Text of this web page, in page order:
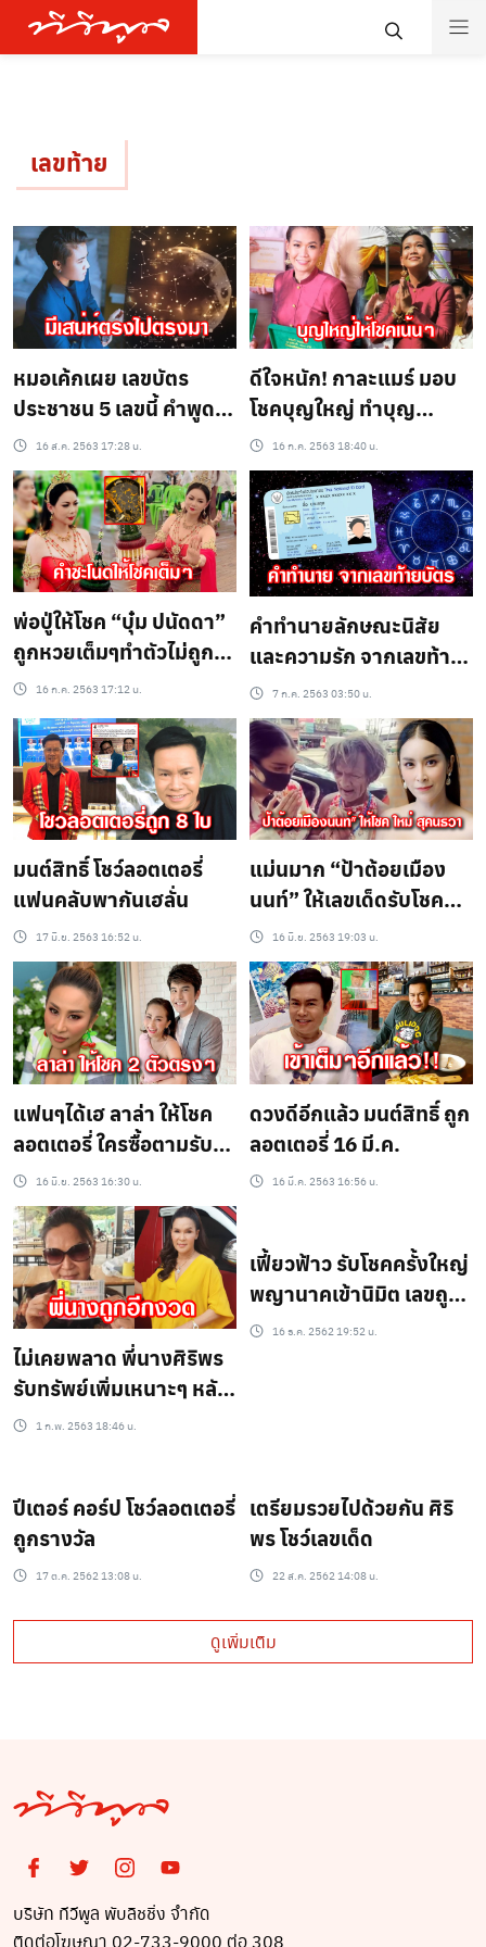
เลขท้าย
หมอเค้กเผย เลขบัตร
ประชาชน 5 เลขนี้ คำพููดมี
อิทธิพลต่อคนรอบข้าง?
16 ส.ค. 2563 17:28 น.
ดีใจหนัก! กาละแมร์ มอบ
โชคบุญใหญ่ ทำบุญ
94ล้านบาท ถูกตรงเป๊ะ
16 ก.ค. 2563 18:40 น.
พ่อปู่ให้โชค “บุ๋ม ปนัดดา”
ถูกหวยเต็มๆทำตัวไม่ถูก
หลังไปรำที่คำชะโนด
16 ก.ค. 2563 17:12 น.
คำทำนายลักษณะนิสัย
และความรัก จากเลขท้าย
2 หลักของบัตรประชาชน
7 ก.ค. 2563 03:50 น.
มนต์สิทธิ์ โชว์ลอตเตอรี่
แฟนคลับพากันเฮลั่น
17 มิ.ย. 2563 16:52 น.
แม่นมาก “ป้าต้อยเมือง
นนท์” ให้เลขเด็ดรับโชค
งวด 16 มิ.ย.63
16 มิ.ย. 2563 19:03 น.
แฟนๆได้เฮ ลาล่า ให้โชค
ลอตเตอรี่ ใครซื้อตามรับ
ทรัพย์
16 มิ.ย. 2563 16:30 น.
ดวงดีอีกแล้ว มนต์สิทธิ์ ถูก
ลอตเตอรี่ 16 มี.ค.
16 มี.ค. 2563 16:56 น.
ไม่เคยพลาด พี่นางศิริพร
รับทรัพย์เพิ่มเหนาะๆ หลัง
กลับบ้านกินก๋วยเตี๋ยว
1 ก.พ. 2563 18:46 น.
เฟี้ยวฟ้าว รับโชคครั้งใหญ่
พญานาคเข้านิมิต เลขถูก
จังๆ 80ใบ
16 ธ.ค. 2562 19:52 น.
ปีเตอร์ คอร์ป โชว์ลอตเตอรี่
ถูกรางวัล
17 ต.ค. 2562 13:08 น.
เตรียมรวยไปด้วยกัน ศิริ
พร โชว์เลขเด็ด
22 ส.ค. 2562 14:08 น.
ดูเพิ่มเติม
บริษัท ทีวีพูล พับลิชชิ่ง จำกัด
ติดต่อโฆษณา 02-733-9000 ต่อ 308